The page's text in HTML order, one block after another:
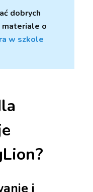
dobrych
materiale o
w szkole
i